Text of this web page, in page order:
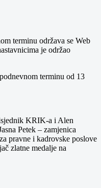
terminu održava se Web
je održao
terminu od 13
KRIK-a i Alen
Petek – zamjenica
pravne i kadrovske poslove
zlatne medalje na